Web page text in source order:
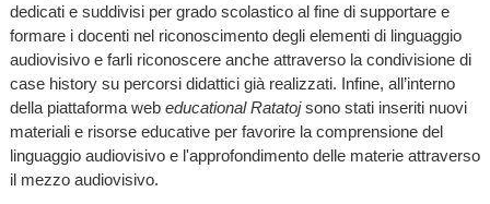
dedicati e suddivisi per grado scolastico al fine di supportare e
formare i docenti nel riconoscimento degli elementi di linguaggio
audiovisivo e farli riconoscere anche attraverso la condivisione di
case history su percorsi didattici già realizzati. Infine, all’interno
della piattaforma web educational Ratatojsono stati inseriti nuovi
materiali e risorse educative per favorire la comprensione del
linguaggio audiovisivo e l'approfondimento delle materie attraverso
il mezzo audiovisivo.